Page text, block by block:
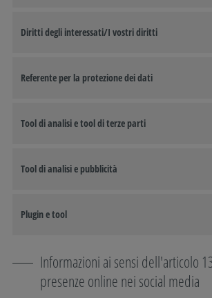
Diritti degli interessati/I vostri diritti
Referente per la protezione dei dati
Tool di analisi e tool di terze parti
Tool di analisi e pubblicità
Plugin e tool
Informazioni ai sensi dell'articolo
presenze online nei social media